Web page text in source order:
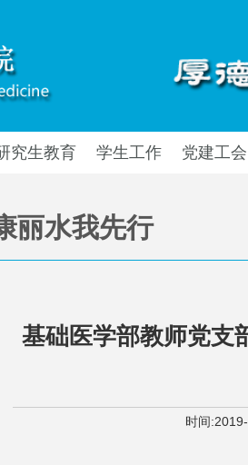
究生教育 学生工作 党建工会
丽水我先行
基础医学部教师党支
时间: